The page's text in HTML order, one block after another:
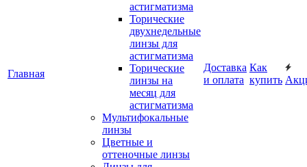
Главная
астигматизма
Торические
двухнедельные
линзы для
астигматизма
Торические
линзы на
месяц для
астигматизма
Мультифокальные
линзы
Цветные и
оттеночные линзы
Доставка
и оплата
Как
купить